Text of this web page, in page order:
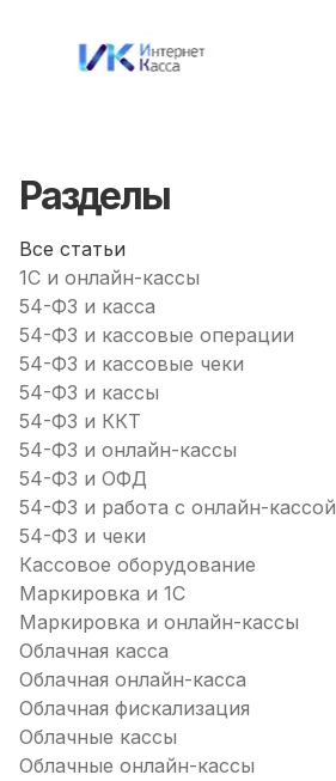
Разделы
Все статьи
1С и онлайн-кассы
54-ФЗ и касса
54-ФЗ и кассовые операции
54-ФЗ и кассовые чеки
54-ФЗ и кассы
54-ФЗ и ККТ
54-ФЗ и онлайн-кассы
54-ФЗ и ОФД
54-ФЗ и работа с онлайн-кассой
54-ФЗ и чеки
Кассовое оборудование
Маркировка и 1С
Маркировка и онлайн-кассы
Облачная касса
Облачная онлайн-касса
Облачная фискализация
Облачные кассы
Облачные онлайн-кассы